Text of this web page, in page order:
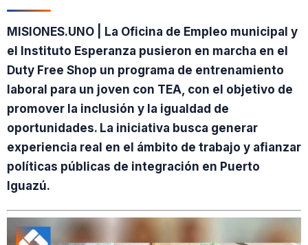
MISIONES.UNO | La Oficina de Empleo municipal y
el Instituto Esperanza pusieron en marcha en el
Duty Free Shop un programa de entrenamiento
laboral para un joven con TEA, con el objetivo de
promover la inclusión y la igualdad de
oportunidades. La iniciativa busca generar
experiencia real en el ámbito de trabajo y afianzar
políticas públicas de integración en Puerto
Iguazú.